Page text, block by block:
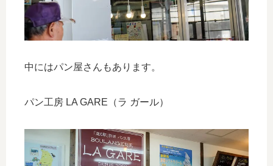
中にはパン屋さんもあります。
パン工房 LA GARE（ラ ガール）